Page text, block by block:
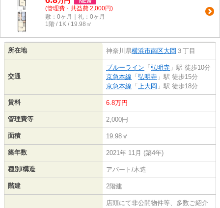
(管理費・共益費 2,000円)
敷：0ヶ月｜礼：0ヶ月
1階 / 1K / 19.98㎡
所在地 神奈川県横浜市南区大岡 ３丁目
交通
ブルーライン 「 弘明寺 」駅 徒歩10分
京急本線 「 弘明寺 」駅 徒歩15分
京急本線 「 上大岡 」駅 徒歩18分
賃料 6.8万円
管理費等 2,000円
面積 19.98㎡
築年数 2021年 11月 (築4年)
種別/構造 アパート/木造
階建 2階建
店頭にて非公開物件等、多数ご紹介